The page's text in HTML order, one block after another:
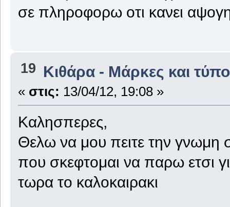
σε πληροφορω οτι κανει
19 Κιθάρα - Μάρκες και
« στις: 13/04/12, 19:08 »
Καλησπερες,
Θελω να μου πειτε την γνωμη
που σκεφτομαι να παρω ετσι
τωρα το καλοκαιρακι